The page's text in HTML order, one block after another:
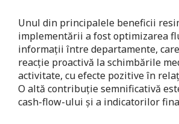
Unul din principalele beneficii
implementării a fost optimizarea
informații între departamente,
reacție proactivă la schimbările
activitate, cu efecte pozitive în
O altă contribuție semnificativă
cash-flow-ului și a indicatorilor